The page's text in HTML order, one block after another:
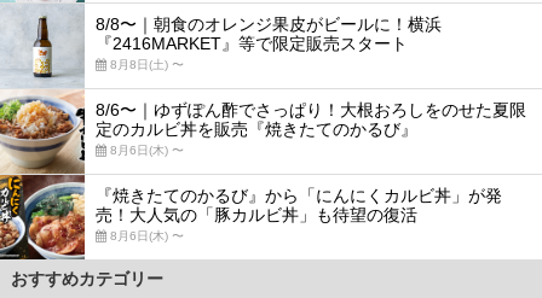
8/8〜｜朝食のオレンジ果皮がビールに！横浜
『2416MARKET』等で限定販売スタート
8月8日(土) 〜
8/6〜｜ゆずぽん酢でさっぱり！大根おろしをのせた夏限
定のカルビ丼を販売『焼きたてのかるび』
8月6日(木) 〜
『焼きたてのかるび』から「にんにくカルビ丼」が発
売！大人気の「豚カルビ丼」も待望の復活
8月6日(木) 〜
おすすめカテゴリー